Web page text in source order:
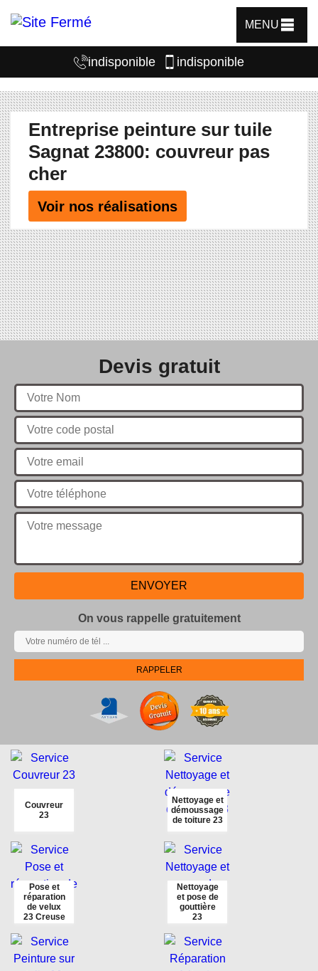
MENU
indisponible indisponible
Entreprise peinture sur tuile
Sagnat 23800: couvreur pas
cher
Voir nos réalisations
Devis gratuit
On vous rappelle gratuitement
Couvreur
23
Nettoyage et
démoussage
de toiture 23
Pose et
réparation
de velux
23 Creuse
Nettoyage
et pose de
gouttière
23